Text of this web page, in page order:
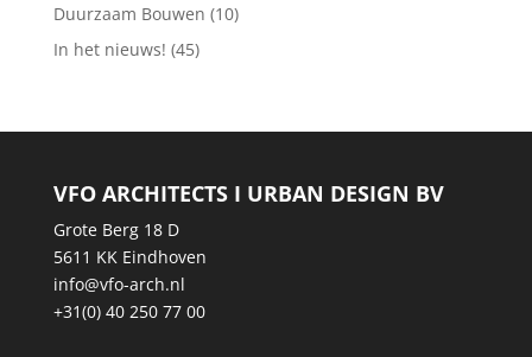
Duurzaam Bouwen (10)
In het nieuws! (45)
VFO ARCHITECTS I URBAN DESIGN BV
Grote Berg 18 D
5611 KK Eindhoven
info@vfo-arch.nl
+31(0) 40 250 77 00